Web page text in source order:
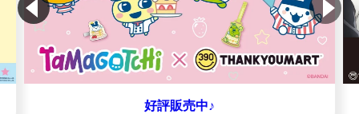
8/4(火)12:00～ 先行予約受付中！